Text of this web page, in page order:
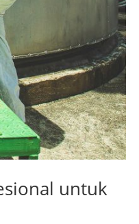
untuk